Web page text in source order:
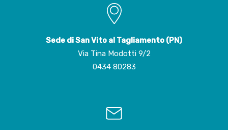
Sede di San Vito al Tagliamento (PN)
Via Tina Modotti 9/2
0434 80283